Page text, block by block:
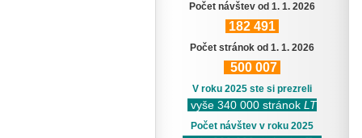
Počet návštev od 1. 1. 2026
182 491
Počet stránok od 1. 1. 2026
500 007
V roku 2025 ste si prezreli
vyše 340 000 stránok LT
Počet návštev v roku 2025